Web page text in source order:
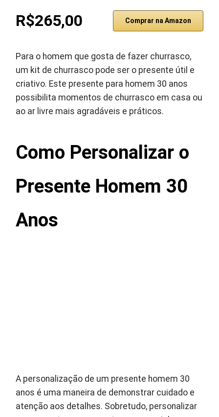
R$265,00 Comprar na Amazon
Para o homem que gosta de fazer churrasco,
um kit de churrasco pode ser o presente útil e
criativo. Este presente para homem 30 anos
possibilita momentos de churrasco em casa ou
ao ar livre mais agradáveis e práticos.
Como Personalizar o
Presente Homem 30
Anos
A personalização de um presente homem 30
anos é uma maneira de demonstrar cuidado e
atenção aos detalhes. Sobretudo, personalizar